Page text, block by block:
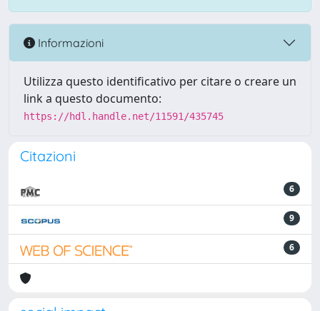
Informazioni
Utilizza questo identificativo per citare o creare un
link a questo documento:
https://hdl.handle.net/11591/435745
Citazioni
6
9
6